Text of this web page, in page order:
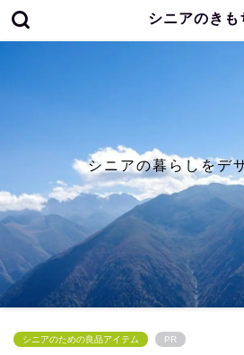
シニアのきも
シニアの暮らしをデ
シニアのための良品アイテム PR